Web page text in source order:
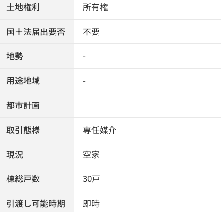
土地権利 所有権
国土法届出要否 不要
地勢 -
用途地域 -
都市計画 -
取引態様 専任媒介
現況 空家
棟総戸数 30戸
引渡し可能時期 即時